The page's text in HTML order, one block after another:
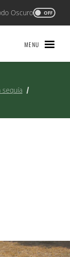
Oscuro OFF
MENU
sequía